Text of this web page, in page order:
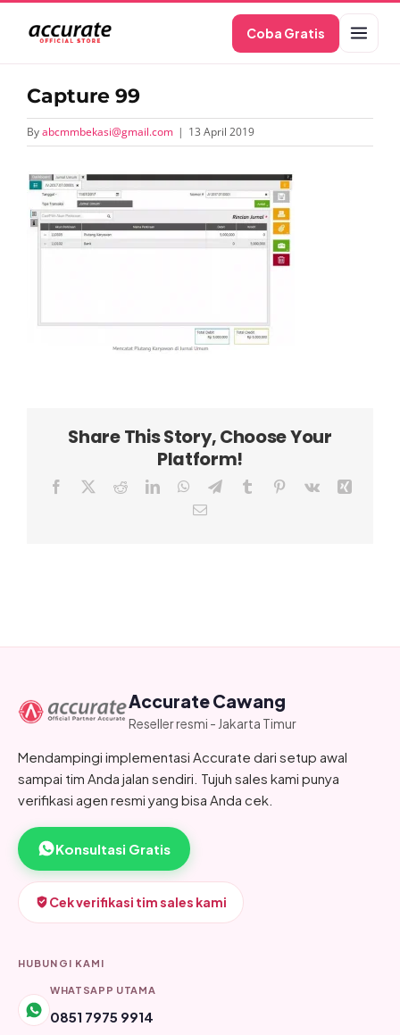
content
Coba Gratis
Capture 99
Byabcmmbekasi@gmail.com | 13 April 2019
Share This Story, Choose Your
Platform!
Facebook RedditLinkedInWhatsApp
TelegramTumblr Pinterest
Vk
Email
Accurate Cawang
Reseller resmi - Jakarta Timur
Mendampingi implementasi Accurate dari setup awal
sampai tim Anda jalan sendiri. Tujuh sales kami punya
verifikasi agen resmi yang bisa Anda cek.
Konsultasi Gratis
Cek verifikasi tim sales kami
HUBUNGI KAMI
WHATSAPP UTAMA
0851 7975 9914